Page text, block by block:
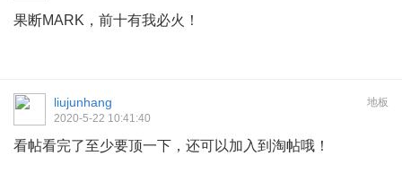
果断MARK，前十有我必火！
地板
liujunhang
2020-5-22 10:41:40
看帖看完了至少要顶一下，还可以加入到淘帖哦！